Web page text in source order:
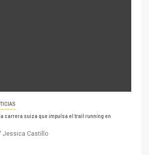
carrera suiza que impulsa el trail running en
Jessica Castillo